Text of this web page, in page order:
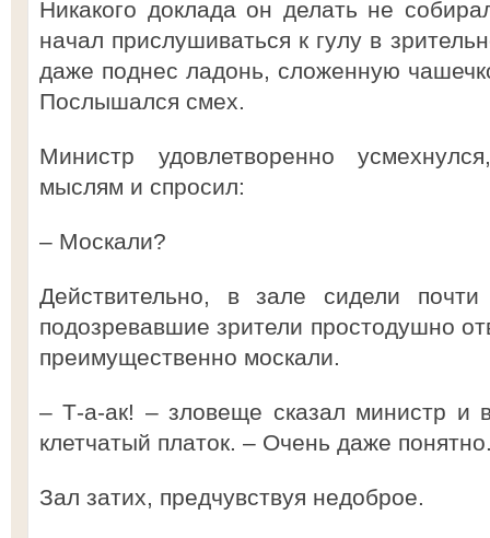
Никакого доклада он делать не
начал прислушиваться к гулу в
даже поднес ладонь, сложенную
Послышался смех.
Министр удовлетворенно
мыслям и спросил:
– Москали?
Действительно, в зале сидели
подозревавшие зрители простодушно
преимущественно москали.
– Т-а-ак! – зловеще сказал министр и
клетчатый платок. – Очень даже
Зал затих, предчувствуя недоброе.